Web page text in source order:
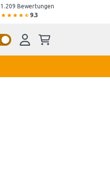
1.209 Bewertungen
9.3